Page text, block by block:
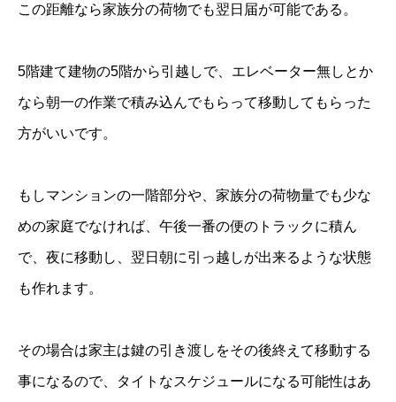
この距離なら家族分の荷物でも翌日届が可能である。
5階建て建物の5階から引越しで、エレベーター無しとか
なら朝一の作業で積み込んでもらって移動してもらった
方がいいです。
もしマンションの一階部分や、家族分の荷物量でも少な
めの家庭でなければ、午後一番の便のトラックに積ん
で、夜に移動し、翌日朝に引っ越しが出来るような状態
も作れます。
その場合は家主は鍵の引き渡しをその後終えて移動する
事になるので、タイトなスケジュールになる可能性はあ